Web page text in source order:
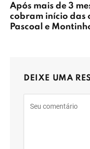
Após mais de 3
cobram início das
Pascoal e
DEIXE UMA